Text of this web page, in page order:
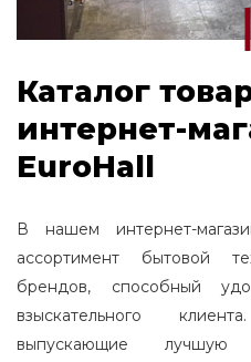
Каталог
интернет-
EuroHall
В нашем интернет-
ассортимент бытовой
брендов, способный
взыскательного
выпускающие